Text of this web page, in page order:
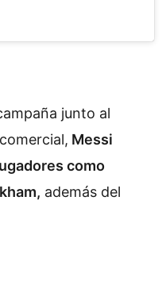
junto al
Messi
como
además del